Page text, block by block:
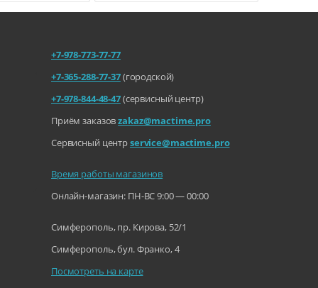
+7-978-773-77-77
+7-365-288-77-37(городской)
+7-978-844-48-47(сервисный центр)
Приём заказовzakaz@mactime.pro
Сервисный центрservice@mactime.pro
Время работы магазинов
Онлайн-магазин: ПН-ВС 9:00 — 00:00
Симферополь, пр. Кирова, 52/1
Симферополь, бул. Франко, 4
Посмотреть на карте